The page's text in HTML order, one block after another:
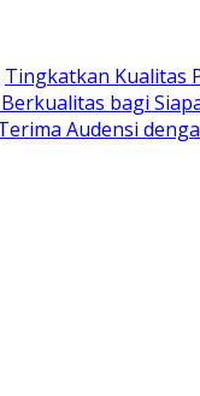
Tingkatkan Kualitas
bagi
Audensi